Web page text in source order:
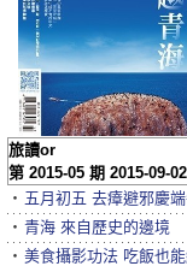
旅讀or
第 2015-05 期 2015-09-02
‧ 五月初五 去瘴避邪慶
‧ 青海 來自歷史的邊境
‧ 美食攝影功法 吃飯也